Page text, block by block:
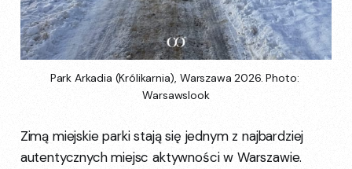
Park Arkadia (Królikarnia), Warszawa 2026. Photo:
Warsawslook
Zimą miejskie parki stają się jednym z najbardziej
autentycznych miejsc aktywności w Warszawie.